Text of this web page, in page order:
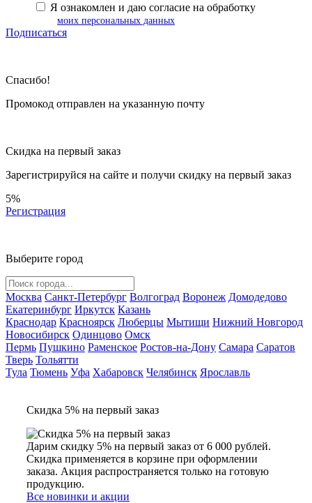
Я ознакомлен и даю согласие на обработку
моих персональных данных
Подписаться
Спасибо!
Промокод отправлен на указанную почту
Скидка на первый заказ
Зарегистрируйся на сайте и получи скидку на первый заказ
5%
Регистрация
Выберите город
Москва Санкт-Петербург Волгоград Воронеж Домодедово
Екатеринбург Иркутск Казань
Краснодар Красноярск Люберцы Мытищи Нижний Новгород
Новосибирск Одинцово Омск
Пермь Пушкино Раменское Ростов-на-Дону Самара Саратов
Тверь Тольятти
Тула Тюмень Уфа Хабаровск Челябинск Ярославль
Скидка 5% на первый заказ
Дарим скидку 5% на первый заказ от 6 000 рублей.
Скидка применяется в корзине при оформлении
заказа. Акция распространяется только на готовую
продукцию.
Все новинки и акции